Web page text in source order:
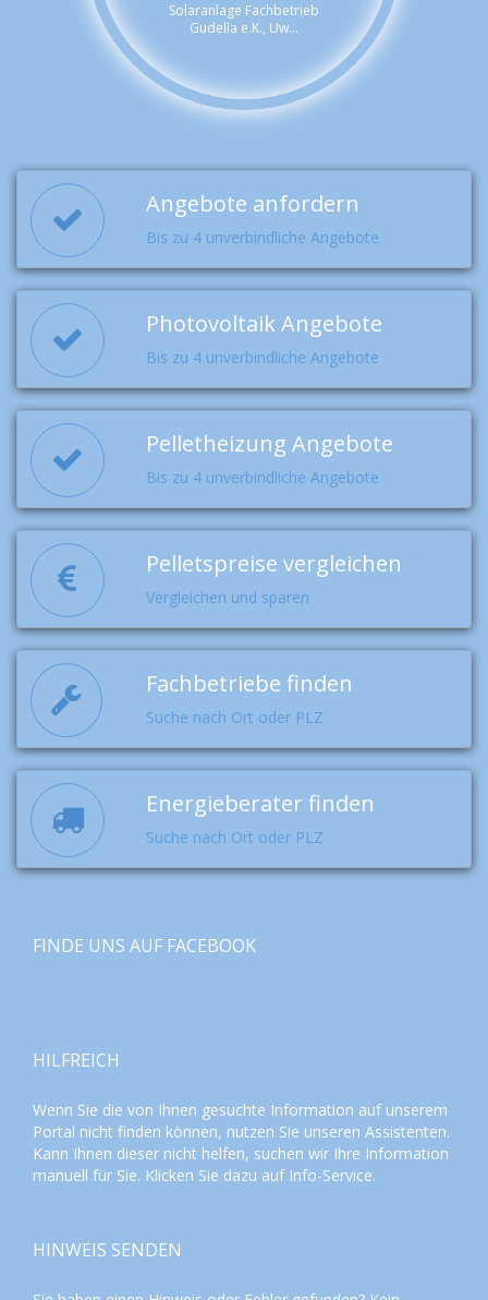
Solaranlage Fachbetrieb
Gudella e.K., Uw...
Angebote anfordern
Bis zu 4 unverbindliche Angebote
Photovoltaik Angebote
Bis zu 4 unverbindliche Angebote
Pelletheizung Angebote
Bis zu 4 unverbindliche Angebote
Pelletspreise vergleichen
Vergleichen und sparen
Fachbetriebe finden
Suche nach Ort oder PLZ
Energieberater finden
Suche nach Ort oder PLZ
FINDE UNS AUF FACEBOOK
HILFREICH
Wenn Sie die von Ihnen gesuchte Information auf unserem
Portal nicht finden können, nutzen Sie unseren Assistenten.
Kann Ihnen dieser nicht helfen, suchen wir Ihre Information
manuell für Sie. Klicken Sie dazu auf Info-Service.
HINWEIS SENDEN